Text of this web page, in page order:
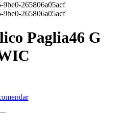
Paglia46 G